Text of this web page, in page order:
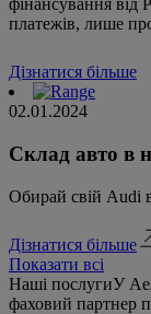
фінансування від
платежів, лише
Дізнатися більше
02.01.2024
Склад авто в
Обирай свій Audi
Дізнатися більше
Показати всі
Наші послугиУ
фаховий партнер